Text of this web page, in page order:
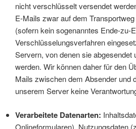
nicht verschlüsselt versendet
E-Mails zwar auf dem
(sofern kein sogenanntes Ende-zu-
Verschlüsselungsverfahren
Servern, von denen sie abgesendet
werden. Wir können daher für den
Mails zwischen dem Absender und
unserem Server keine
Verarbeitete Datenarten:
Onlineformularen), Nutzungsdaten